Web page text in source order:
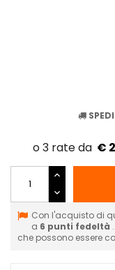
€
Con l'acquisto di
a 6 punti fedeltà
che possono essere